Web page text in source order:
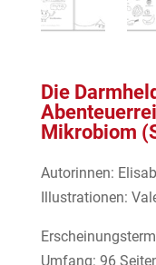
Die
Mikrobiom
Autorinnen:
Illustrationen:
Umfang: 96